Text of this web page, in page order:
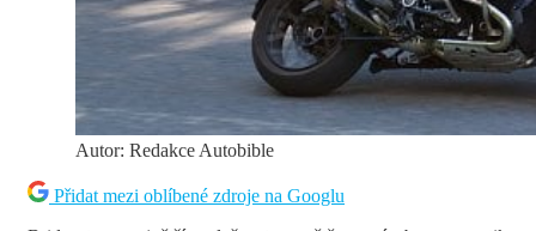
Autor: Redakce Autobible
Přidat mezi oblíbené zdroje na Googlu